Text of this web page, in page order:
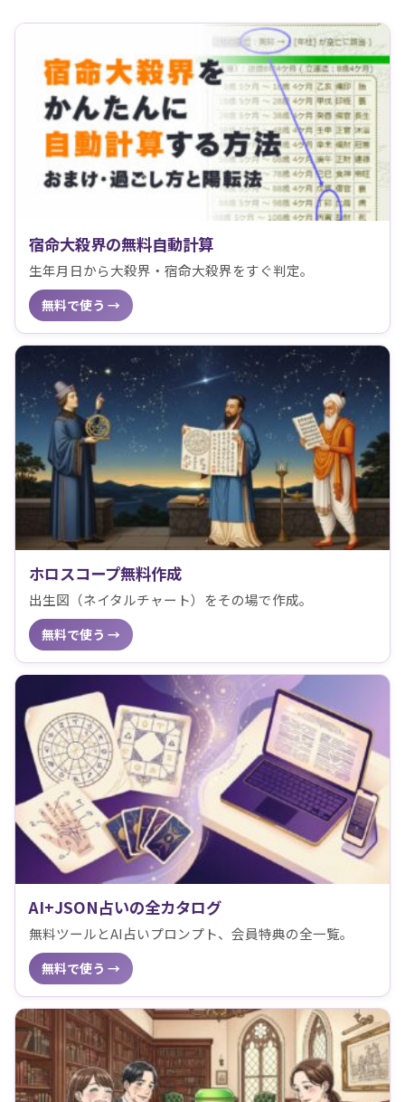
宿命大殺界の無料自動計算
生年月日から大殺界・宿命大殺界をすぐ判定。
無料で使う →
ホロスコープ無料作成
出生図（ネイタルチャート）をその場で作成。
無料で使う →
AI+JSON占いの全カタログ
無料ツールとAI占いプロンプト、会員特典の全一覧。
無料で使う →